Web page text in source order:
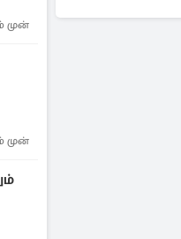
முன்
முன்